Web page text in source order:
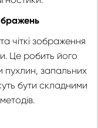
чіткі зображення
Це робить його
пухлин, запальних
бути складними